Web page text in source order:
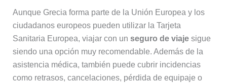
Aunque Grecia forma parte de la Unión Europea y los
ciudadanos europeos pueden utilizar la Tarjeta
Sanitaria Europea, viajar con un seguro de viajesigue
siendo una opción muy recomendable. Además de la
asistencia médica, también puede cubrir incidencias
como retrasos, cancelaciones, pérdida de equipaje o